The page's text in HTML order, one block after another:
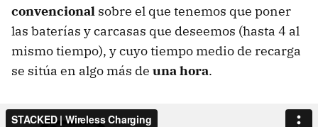
convencional sobre el que tenemos que poner
las baterías y carcasas que deseemos (hasta 4 al
mismo tiempo), y cuyo tiempo medio de recarga
se sitúa en algo más de una hora.